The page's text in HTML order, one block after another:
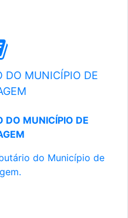
DO MUNICÍPIO DE
DO MUNICÍPIO DE
do Município de